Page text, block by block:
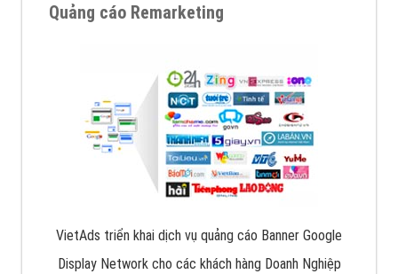
Quảng cáo Remarketing
VietAds triển khai dịch vụ quảng cáo Banner Google
Display Network cho các khách hàng Doanh Nghiệp